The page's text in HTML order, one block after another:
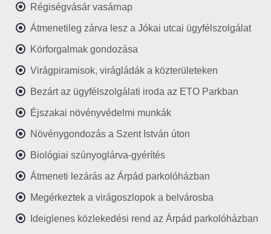
Régiségvásár vasárnap
Átmenetileg zárva lesz a Jókai utcai ügyfélszolgálat
Körforgalmak gondozása
Virágpiramisok, virágládák a közterületeken
Bezárt az ügyfélszolgálati iroda az ETO Parkban
Éjszakai növényvédelmi munkák
Növénygondozás a Szent István úton
Biológiai szúnyoglárva-gyérítés
Átmeneti lezárás az Árpád parkolóházban
Megérkeztek a virágoszlopok a belvárosba
Ideiglenes közlekedési rend az Árpád parkolóházban